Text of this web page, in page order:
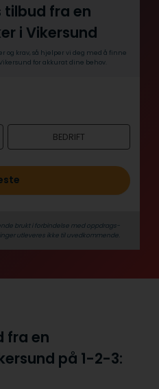
tilbud fra en
i Vikersund
og krav, så hjelper vi deg med å finne
for akkurat dine behov.
BEDRIFT
brukt i forbindelse med oppdrags­
utleveres ikke til uvedkommende.
fra en
på 1-2-3: